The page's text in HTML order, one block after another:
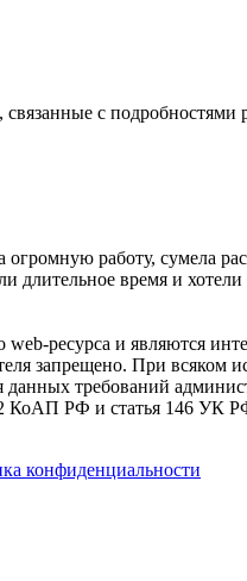
с подробностями
работу, сумела
время и
ресурса и являются
запрещено. При
требований
КоАП РФ и статья 146 УК
конфиденциальности